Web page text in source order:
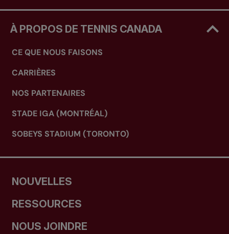
À PROPOS DE TENNIS CANADA
CE QUE NOUS FAISONS
CARRIÈRES
NOS PARTENAIRES
STADE IGA (MONTRÉAL)
SOBEYS STADIUM (TORONTO)
NOUVELLES
RESSOURCES
NOUS JOINDRE